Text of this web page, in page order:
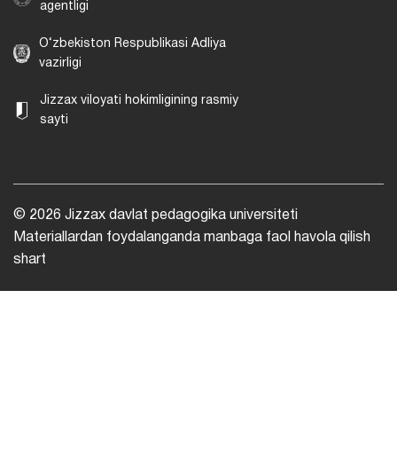
agentligi
O‘zbekiston Respublikasi Adliya
vazirligi
Jizzax viloyati hokimligining rasmiy
sayti
© 2026 Jizzax davlat pedagogika universiteti
Materiallardan foydalanganda manbaga faol havola qilish
shart